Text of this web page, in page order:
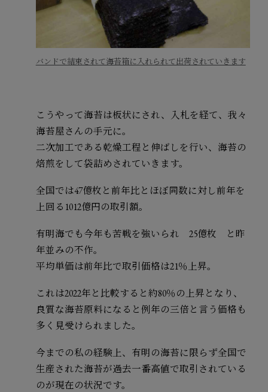
バンドで結束されて海苔箱に入れられて出荷されていきます
こうやって海苔は板状にされ、入札を経て、我々
海苔屋さんの手元に。
二次加工である乾燥工程と伸ばしを行い、海苔の
焙煎をして袋詰めされていきます。
全国では47億枚と前年比とほぼ同数に対し前年を
上回る1012億円の取引額。
有明海でも今年も苦戦を強いられ 25億枚 と昨
年並みの不作。
平均単価は前年比で取引価格は21％上昇。
これは2022年と比較すると約80％の上昇となり、
良質な海苔原料になると例年の三倍と言う価格も
多く見受けられました。
今までの私の経験上、有明の海苔に限らず全国で
生産された海苔が過去一番高値で取引されている
のが現在の状況です。